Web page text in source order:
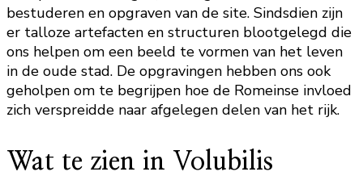
bestuderen en opgraven van de site. Sindsdien zijn
er talloze artefacten en structuren blootgelegd die
ons helpen om een beeld te vormen van het leven
in de oude stad. De opgravingen hebben ons ook
geholpen om te begrijpen hoe de Romeinse invloed
zich verspreidde naar afgelegen delen van het rijk.
Wat te zien in Volubilis